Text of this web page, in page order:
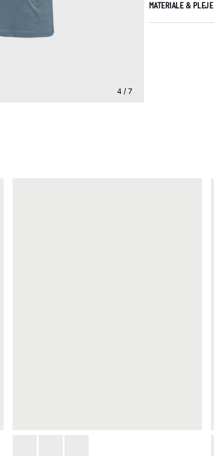
4 / 7
MATERIALE & PLEJE